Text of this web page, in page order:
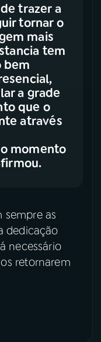
trazer a
tornar o
mais
tem
bem
a grade
que o
através
momento
sempre as
dedicação
necessário
retornarem